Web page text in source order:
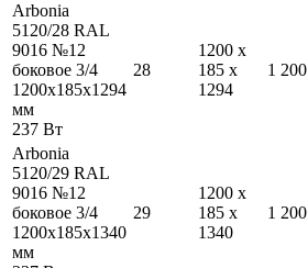
Arbonia
5120/28 RAL
9016 №12
боковое 3/4
1200x185x1294
мм
237 Вт
28
1200 x
185 x
1294
1 200
Arbonia
5120/29 RAL
9016 №12
боковое 3/4
1200x185x1340
мм
29
1200 x
185 x
1340
1 200